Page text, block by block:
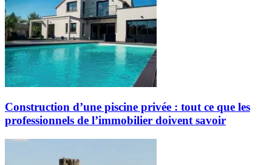
Construction d’une piscine privée : tout ce que les
professionnels de l’immobilier doivent savoir